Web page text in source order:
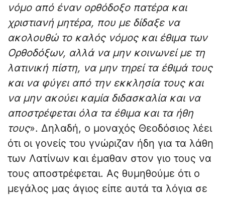
νόμο από έναν ορθόδοξο πατέρα και
χριστιανή μητέρα, που με δίδαξε να
ακολουθώ το καλός νόμος και έθιμα των
Ορθοδόξων, αλλά να μην κοινωνεί με τη
λατινική πίστη, να μην τηρεί τα έθιμά τους
και να φύγει από την εκκλησία τους και
να μην ακούει καμία διδασκαλία και να
αποστρέφεται όλα τα έθιμα και τα ήθη
τους». Δηλαδή, ο μοναχός Θεοδόσιος λέει
ότι οι γονείς του γνώριζαν ήδη για τα λάθη
των Λατίνων και έμαθαν στον γιο τους να
τους αποστρέφεται. Ας θυμηθούμε ότι ο
μεγάλος μας άγιος είπε αυτά τα λόγια σε